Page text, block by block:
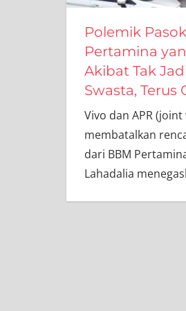
Polemik
Pertamina
Akibat Tak
Swasta, Terus
Vivo dan APR (joint
membatalkan
dari BBM
Lahadalia